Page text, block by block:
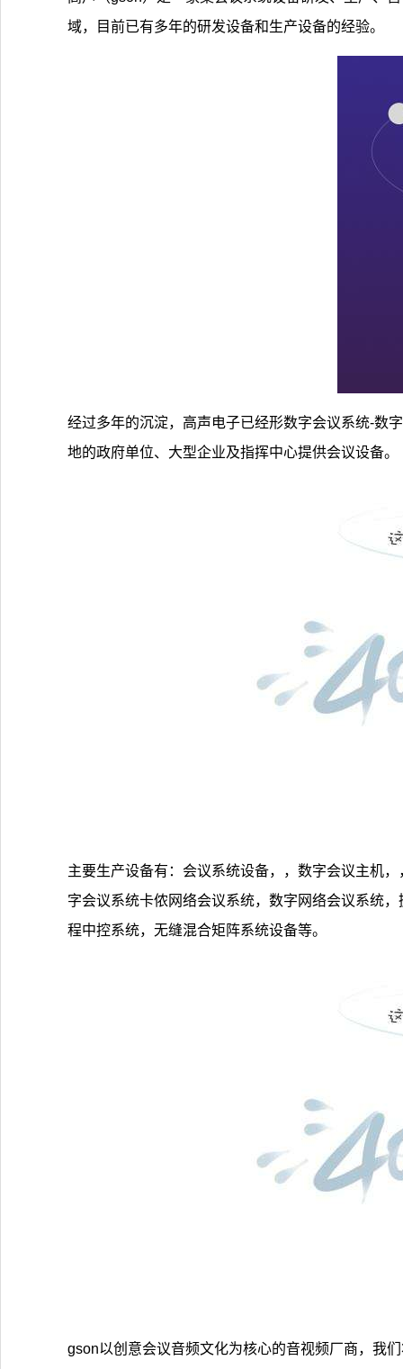
域，目前已有多年的研发设备和生产设备的经验。
经过多年的沉淀，高声电子已经形数字会议系统-数
地的政府单位、大型企业及指挥中心提供会议设备。
主要生产设备有：会议系统设备，，数字会议主机
字会议系统卡侬网络会议系统，数字网络会议系统
程中控系统，无缝混合矩阵系统设备等。
gson以创意会议音频文化为核心的音视频厂商，我